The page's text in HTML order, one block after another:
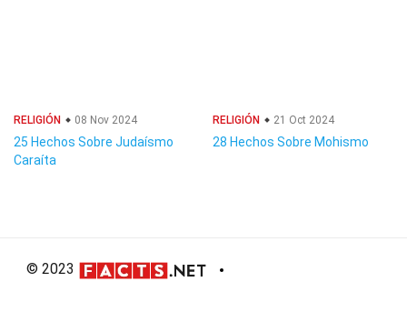
RELIGIÓN 08 Nov 2024
25 Hechos Sobre Judaísmo
Caraíta
RELIGIÓN 21 Oct 2024
28 Hechos Sobre Mohismo
© 2023